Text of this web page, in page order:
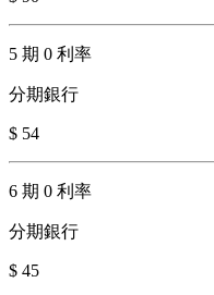
5 期 0 利率
分期銀行
$ 54
6 期 0 利率
分期銀行
$ 45